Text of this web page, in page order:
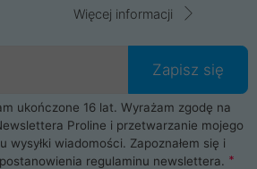
Więcej informacji
Zapisz się
ukończone 16 lat. Wyrażam zgodę na
Proline i przetwarzanie mojego
wysyłki wiadomości. Zapoznałem się i
regulaminu newslettera.